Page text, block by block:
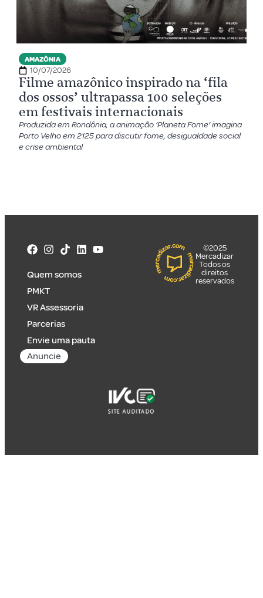
AMAZÔNIA
10/07/2026
Filme amazônico inspirado na ‘fila
dos ossos’ ultrapassa 100 seleções
em festivais internacionais
Produzida em Rondônia, a animação ‘Planeta Fome’ imagina
Porto Velho em 2125 para discutir fome, desigualdade social
e crise ambiental
Quem somos
PMKT
VR Assessoria
Parcerias
Envie uma pauta
Anuncie
©2025
Mercadizar
Todos os
direitos
reservados